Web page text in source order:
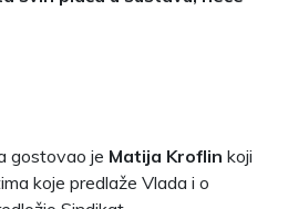
gostovao je Matija Kroflin koji
koje predlaže Vlada i o